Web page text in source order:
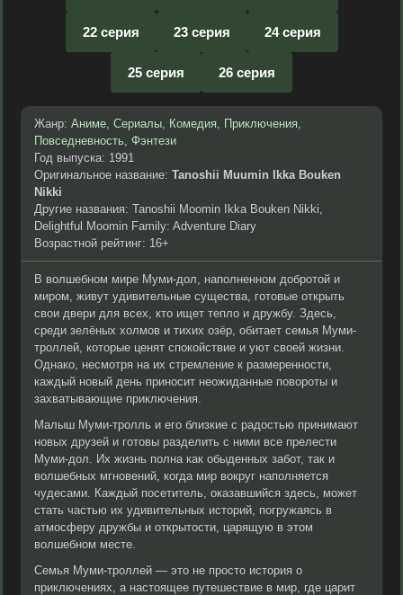
22 серия 23 серия 24 серия
25 серия 26 серия
Жанр: Аниме, Сериалы, Комедия, Приключения,
Повседневность, Фэнтези
Год выпуска: 1991
Оригинальное название: Tanoshii Muumin Ikka Bouken
Nikki
Другие названия: Tanoshii Moomin Ikka Bouken Nikki,
Delightful Moomin Family: Adventure Diary
Возрастной рейтинг: 16+
В волшебном мире Муми-дол, наполненном добротой и
миром, живут удивительные существа, готовые открыть
свои двери для всех, кто ищет тепло и дружбу. Здесь,
среди зелёных холмов и тихих озёр, обитает семья Муми-
троллей, которые ценят спокойствие и уют своей жизни.
Однако, несмотря на их стремление к размеренности,
каждый новый день приносит неожиданные повороты и
захватывающие приключения.
Малыш Муми-тролль и его близкие с радостью принимают
новых друзей и готовы разделить с ними все прелести
Муми-дол. Их жизнь полна как обыденных забот, так и
волшебных мгновений, когда мир вокруг наполняется
чудесами. Каждый посетитель, оказавшийся здесь, может
стать частью их удивительных историй, погружаясь в
атмосферу дружбы и открытости, царящую в этом
волшебном месте.
Семья Муми-троллей — это не просто история о
приключениях, а настоящее путешествие в мир, где царит